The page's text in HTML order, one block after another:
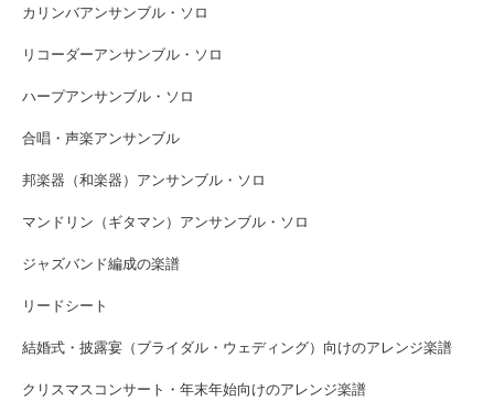
カリンバアンサンブル・ソロ
リコーダーアンサンブル・ソロ
ハープアンサンブル・ソロ
合唱・声楽アンサンブル
邦楽器（和楽器）アンサンブル・ソロ
マンドリン（ギタマン）アンサンブル・ソロ
ジャズバンド編成の楽譜
リードシート
結婚式・披露宴（ブライダル・ウェディング）向けのアレンジ楽譜
クリスマスコンサート・年末年始向けのアレンジ楽譜